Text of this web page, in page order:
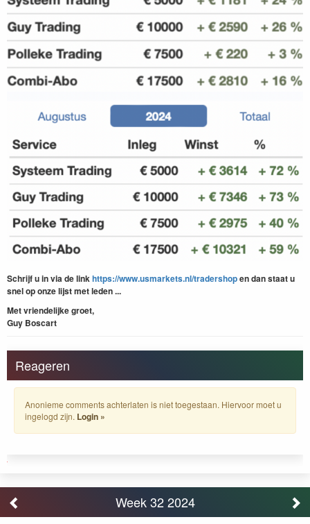
Schrijf u in via de linkhttps://www.usmarkets.nl/tradershopen dan staat u
snel op onze lijst met leden ...
Met vriendelijke groet,
Guy Boscart
Reageren
Anonieme comments achterlaten is niet toegestaan. Hiervoor moet u
ingelogd zijn. Login »
Week 32 2024